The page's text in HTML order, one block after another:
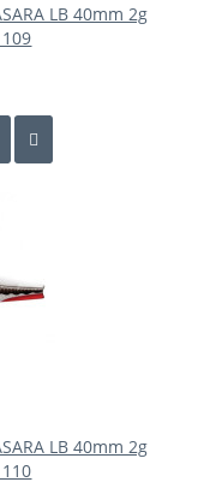
LB 40mm 2g
LB 40mm 2g